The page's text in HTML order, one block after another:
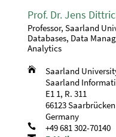
Prof. Dr. Jens
Professor, Saarland
Databases, Data
Analytics

Saarland
Saarland
E1 1, R. 311
66123 Saarbrücken
Germany
 +49 681 302-70140